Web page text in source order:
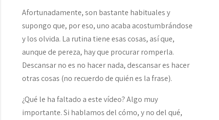
Afortunadamente, son bastante habituales y
supongo que, por eso, uno acaba acostumbrándose
y los olvida. La rutina tiene esas cosas, así que,
aunque de pereza, hay que procurar romperla.
Descansar no es no hacer nada, descansar es hacer
otras cosas (no recuerdo de quién es la frase).
¿Qué le ha faltado a este vídeo? Algo muy
importante. Si hablamos del cómo, y no del qué,